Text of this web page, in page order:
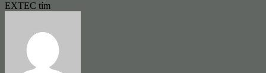
EXTEC tím